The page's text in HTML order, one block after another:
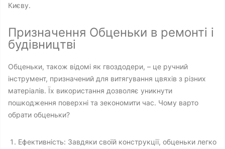
Києву.
Призначення Обценьки в ремонті і
будівництві
Обценьки, також відомі як гвоздодери, – це ручний
інструмент, призначений для витягування цвяхів з різних
матеріалів. Їх використання дозволяє уникнути
пошкодження поверхні та зекономити час. Чому варто
обрати обценьки?
Ефективність: Завдяки своїй конструкції, обценьки легко